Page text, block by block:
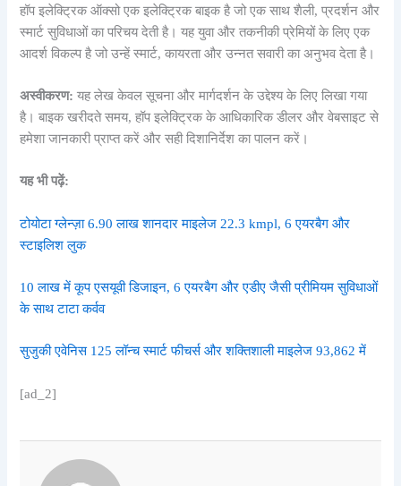
हॉप इलेक्ट्रिक ऑक्सो एक इलेक्ट्रिक बाइक है जो एक साथ शैली, प्रदर्शन और
स्मार्ट सुविधाओं का परिचय देती है। यह युवा और तकनीकी प्रेमियों के लिए एक
आदर्श विकल्प है जो उन्हें स्मार्ट, कायरता और उन्नत सवारी का अनुभव देता है।
अस्वीकरण:यह लेख केवल सूचना और मार्गदर्शन के उद्देश्य के लिए लिखा गया
है। बाइक खरीदते समय, हॉप इलेक्ट्रिक के आधिकारिक डीलर और वेबसाइट से
हमेशा जानकारी प्राप्त करें और सही दिशानिर्देश का पालन करें।
यह भी पढ़ें:
टोयोटा ग्लेन्ज़ा 6.90 लाख शानदार माइलेज 22.3 kmpl, 6 एयरबैग और
स्टाइलिश लुक
10 लाख में कूप एसयूवी डिजाइन, 6 एयरबैग और एडीए जैसी प्रीमियम सुविधाओं
के साथ टाटा कर्वव
सुजुकी एवेनिस 125 लॉन्च स्मार्ट फीचर्स और शक्तिशाली माइलेज 93,862 में
[ad_2]